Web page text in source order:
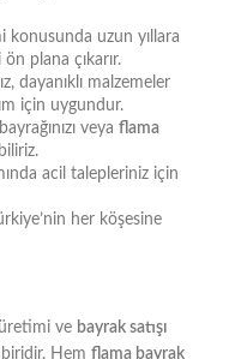
konusunda uzun yıllara
plana çıkarır.
dayanıklı malzemeler
için uygundur.
veya flama
acil talepleriniz için
her köşesine
üretimi ve bayrak satışı
Hem flama bayrak